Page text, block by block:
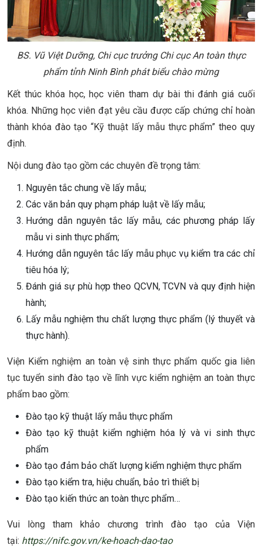
BS. Vũ Việt Dưỡng, Chi cục trưởng Chi cục An toàn thực
phẩm tỉnh Ninh Bình phát biểu chào mừng
Kết thúc khóa học, học viên tham dự bài thi đánh giá cuối
khóa. Những học viên đạt yêu cầu được cấp chứng chỉ hoàn
thành khóa đào tạo “Kỹ thuật lấy mẫu thực phẩm” theo quy
định.
Nội dung đào tạo gồm các chuyên đề trọng tâm:
Nguyên tắc chung về lấy mẫu;
Các văn bản quy phạm pháp luật về lấy mẫu;
Hướng dẫn nguyên tắc lấy mẫu, các phương pháp lấy
mẫu vi sinh thực phẩm;
Hướng dẫn nguyên tắc lấy mẫu phục vụ kiểm tra các chỉ
tiêu hóa lý;
Đánh giá sự phù hợp theo QCVN, TCVN và quy định hiện
hành;
Lấy mẫu nghiệm thu chất lượng thực phẩm (lý thuyết và
thực hành).
Viện Kiểm nghiệm an toàn vệ sinh thực phẩm quốc gia liên
tục tuyển sinh đào tạo về lĩnh vực kiểm nghiệm an toàn thực
phẩm bao gồm:
Đào tạo kỹ thuật lấy mẫu thực phẩm
Đào tạo kỹ thuật kiểm nghiệm hóa lý và vi sinh thực
phẩm
Đào tạo đảm bảo chất lượng kiểm nghiệm thực phẩm
Đào tạo kiểm tra, hiệu chuẩn, bảo trì thiết bị
Đào tạo kiến thức an toàn thực phẩm…
Vui lòng tham khảo chương trình đào tạo của Viện
tại: https://nifc.gov.vn/ke-hoach-dao-tao